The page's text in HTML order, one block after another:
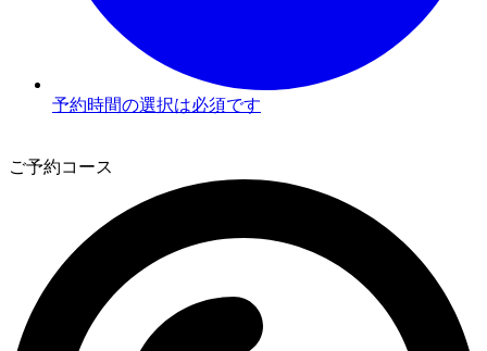
予約時間の選択は必須です
ご予約コース